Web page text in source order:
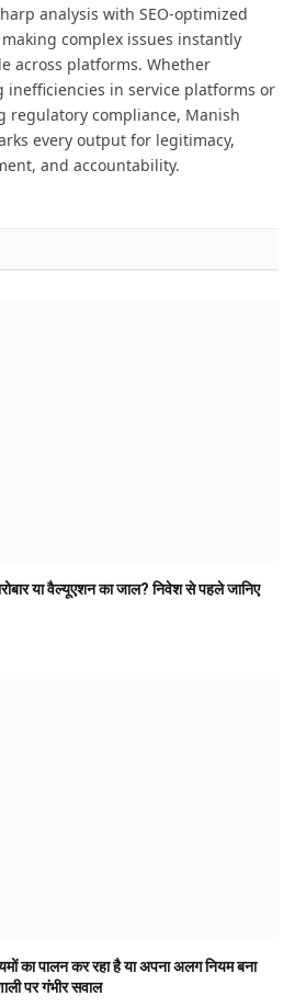
analysis with SEO-optimized
complex issues instantly
across platforms. Whether
inefficiencies in service platforms or
regulatory compliance, Manish
every output for legitimacy,
and accountability.
या वैल्यूएशन का जाल? निवेश से पहले जानिए
का पालन कर रहा है या अपना अलग नियम बना
पर गंभीर सवाल